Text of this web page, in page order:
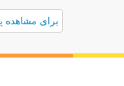
برای مشاهده